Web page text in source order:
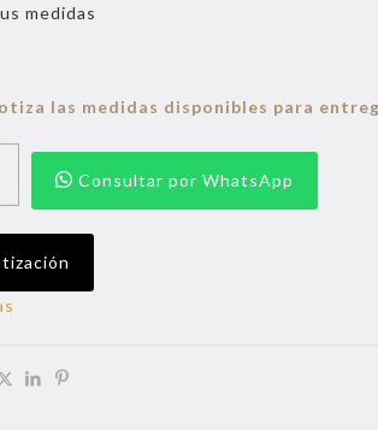
medidas
las medidas disponibles para
Consultar por WhatsApp